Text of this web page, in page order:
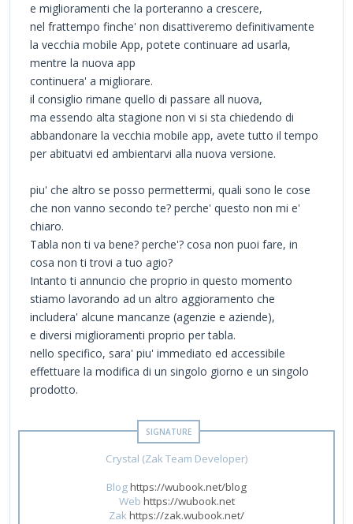
e miglioramenti che la porteranno a crescere,
nel frattempo finche' non disattiveremo definitivamente
la vecchia mobile App, potete continuare ad usarla,
mentre la nuova app
continuera' a migliorare.
il consiglio rimane quello di passare all nuova,
ma essendo alta stagione non vi si sta chiedendo di
abbandonare la vecchia mobile app, avete tutto il tempo
per abituatvi ed ambientarvi alla nuova versione.
piu' che altro se posso permettermi, quali sono le cose
che non vanno secondo te? perche' questo non mi e'
chiaro.
Tabla non ti va bene? perche'? cosa non puoi fare, in
cosa non ti trovi a tuo agio?
Intanto ti annuncio che proprio in questo momento
stiamo lavorando ad un altro aggioramento che
includera' alcune mancanze (agenzie e aziende),
e diversi miglioramenti proprio per tabla.
nello specifico, sara' piu' immediato ed accessibile
effettuare la modifica di un singolo giorno e un singolo
prodotto.
Crystal (Zak Team Developer)
Bloghttps://wubook.net/blog
Web https://wubook.net
Zakhttps://zak.wubook.net/